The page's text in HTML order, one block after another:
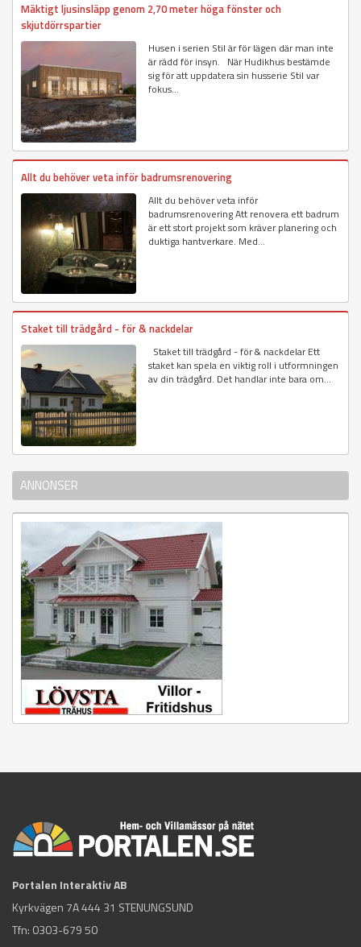
Mäktigt ljusinsläpp genom 2,70 meter höga fönster och
skjutdörrspartier
Husen i serien Stil är för lägen där man inte
är rädd för insyn. När Hudikhus bestämde
sig för att uppdatera sin husserie Stil var
fokus...
Allt du behöver veta inför badrumsrenovering
Allt du behöver veta inför
badrumsrenovering Att renovera ett badrum
är ett stort projekt som kräver planering och
duktiga hantverkare. Med...
Staket till trädgård - för & nackdelar
Staket till trädgård - för & nackdelar Ett
staket kan spela en viktig roll i utformningen
av din trädgård. Det handlar inte bara om...
ANNONSER
Portalen Interaktiv AB
Kyrkvägen 7A 444 31 STENUNGSUND
Tfn: 0303-679 50